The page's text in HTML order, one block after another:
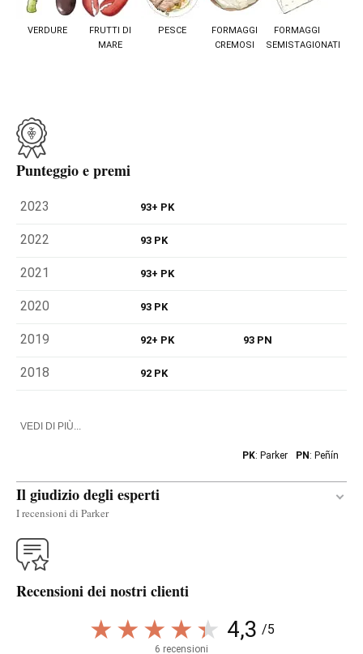
VERDURE
FRUTTI DI
MARE
PESCE
FORMAGGI
CREMOSI
FORMAGGI
SEMISTAGIONATI
Punteggio e premi
2023 93+ PK
2022 93 PK
2021 93+ PK
2020 93 PK
2019 92+ PK 93 PN
2018 92 PK
VEDI DI PIÙ...
PK: Parker PN: Peñín
Il giudizio degli esperti
I recensioni di Parker
Traduci
Godello comes from three plots in the village of
Valtuille and matured in larger and smaller barrels,
Recensioni dei nostri clienti
4,3 /5
6 recensioni